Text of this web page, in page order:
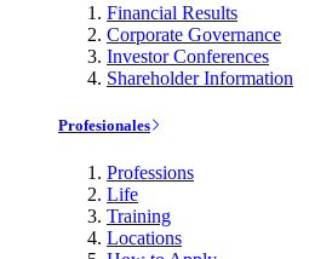
Financial Results
Corporate Governance
Investor Conferences
Shareholder Information
Profesionales
Professions
Life
Training
Locations